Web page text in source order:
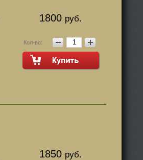
1800 руб.
Кол-во:
1850 руб.